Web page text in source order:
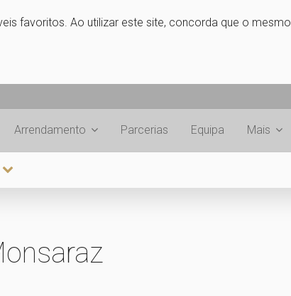
favoritos. Ao utilizar este site, concorda que o
Arrendamento Parcerias Equipa Mais